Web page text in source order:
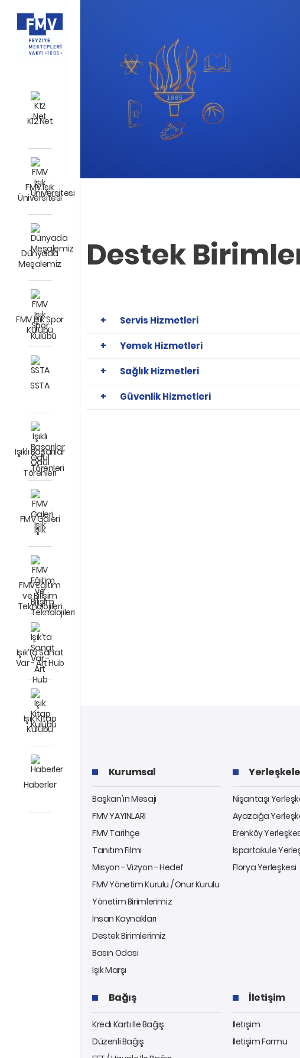
K12 Net
FMV Işık
Üniversitesi
Dünyada
Meşalemiz
FMV Işık Spor
Kulübü
SSTA
Işıklı Başarılar
Ödül
Törenleri
FMV Galeri
Işık
FMV Eğitim
ve Bilişim
Teknolojileri
Işık’ta Sanat
Var - Art Hub
Işık Kitap
Kulübü
Haberler
Destek
Servis Hizmetleri
Yemek Hizmetleri
Sağlık Hizmetleri
Güvenlik Hizmetleri
Kurumsal
Başkan'ın Mesajı
FMV YAYINLARI
FMV Tarihçe
Tanıtım Filmi
Misyon - Vizyon - Hedef
FMV Yönetim Kurulu / Onur Kurulu
Yönetim Birimlerimiz
İnsan Kaynakları
Destek Birimlerimiz
Basın Odası
Işık Marşı
Nişantaşı
Ayazağa
Erenköy
Ispartakule
Florya Yerleşkesi
Bağış
Kredi Kartı İle Bağış
Düzenli Bağış
İletişim
İletişim
İletişim Formu